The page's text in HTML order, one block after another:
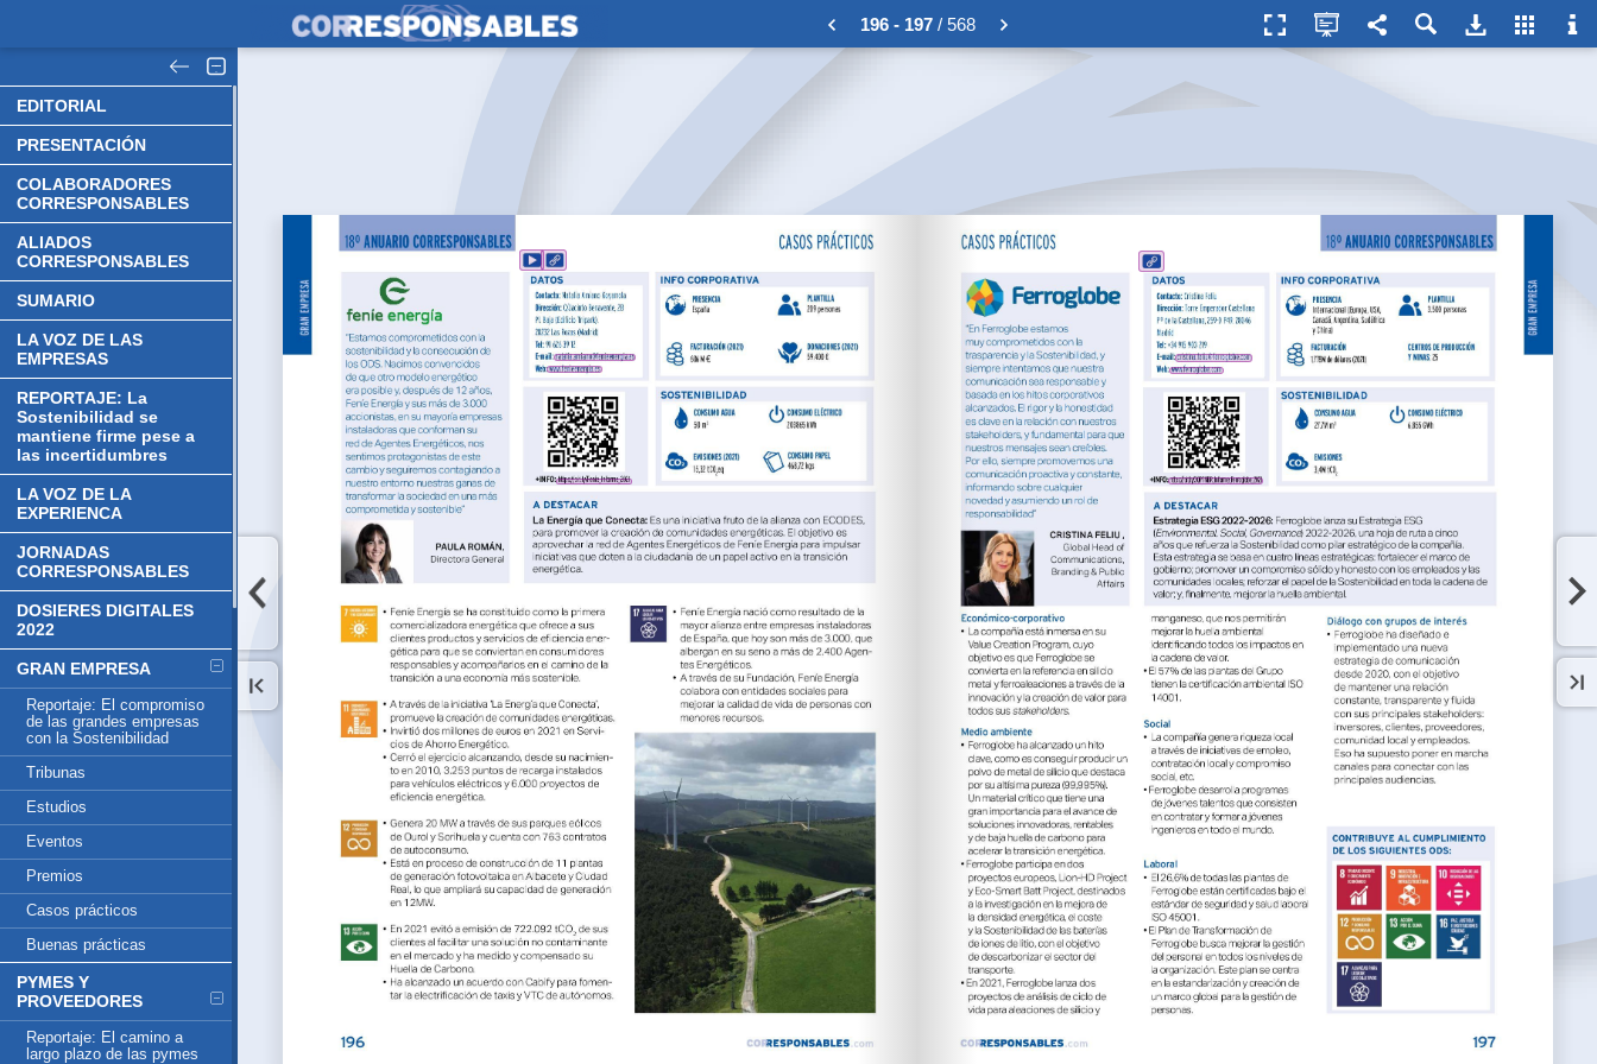
196 - 197/ 568
EDITORIAL
PRESENTACIÓN
COLABORADORES
CORRESPONSABLES
ALIADOS
CORRESPONSABLES
SUMARIO
LA VOZ DE LAS
EMPRESAS
REPORTAJE: La
Sostenibilidad se
mantiene firme pese a
las incertidumbres
LA VOZ DE LA
EXPERIENCA
JORNADAS
CORRESPONSABLES
DOSIERES DIGITALES
2022
GRAN EMPRESA
Reportaje: El compromiso
de las grandes empresas
con la Sostenibilidad
Tribunas
Estudios
Eventos
Premios
Casos prácticos
Buenas prácticas
PYMES Y
PROVEEDORES
Reportaje: El camino a
largo plazo de las pymes